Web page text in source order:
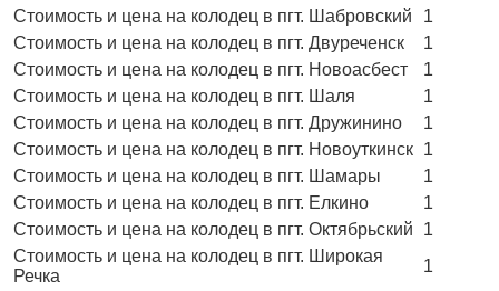
Стоимость и цена на колодец в пгт. Шабровский
1
Стоимость и цена на колодец в пгт. Двуреченск
1
Стоимость и цена на колодец в пгт. Новоасбест
1
Стоимость и цена на колодец в пгт. Шаля
1
Стоимость и цена на колодец в пгт. Дружинино
1
Стоимость и цена на колодец в пгт. Новоуткинск 1
Стоимость и цена на колодец в пгт. Шамары
1
Стоимость и цена на колодец в пгт. Елкино
1
Стоимость и цена на колодец в пгт. Октябрьский
1
Стоимость и цена на колодец в пгт. Широкая
Речка
1